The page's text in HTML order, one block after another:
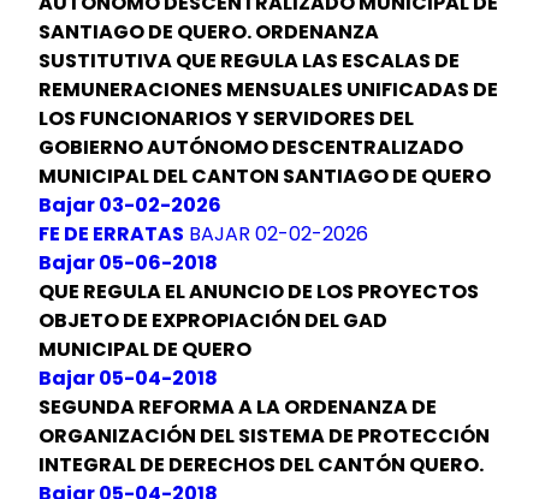
SANTIAGO DE QUERO. ORDENANZA
SUSTITUTIVA QUE REGULA LAS ESCALAS DE
REMUNERACIONES MENSUALES UNIFICADAS DE
LOS FUNCIONARIOS Y SERVIDORES DEL
GOBIERNO AUTÓNOMO DESCENTRALIZADO
MUNICIPAL DEL CANTON SANTIAGO DE QUERO
Bajar 03-02-2026
FE DE ERRATAS BAJAR 02-02-2026
Bajar 05-06-2018
QUE REGULA EL ANUNCIO DE LOS PROYECTOS
OBJETO DE EXPROPIACIÓN DEL GAD
MUNICIPAL DE QUERO
Bajar 05-04-2018
SEGUNDA REFORMA A LA ORDENANZA DE
ORGANIZACIÓN DEL SISTEMA DE PROTECCIÓN
INTEGRAL DE DERECHOS DEL CANTÓN QUERO.